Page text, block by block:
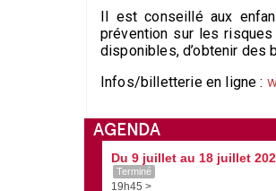
Il est conseillé aux
prévention sur les
disponibles, d’obtenir des
Infos/billetterie en ligne :
AGENDA
Du 9 juillet au 18 juillet
Terminé
19h45 >